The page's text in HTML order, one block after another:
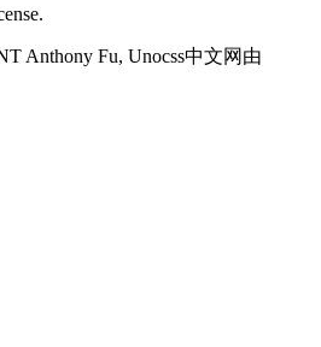
Anthony Fu, Unocss中文网由